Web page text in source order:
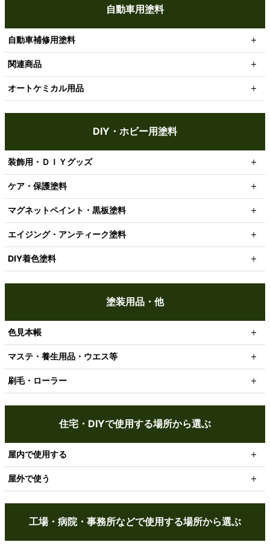
自動車用塗料
自動車補修用塗料
関連商品
オートケミカル用品
DIY・ホビー用塗料
装飾用・ＤＩＹグッズ
ケア・保護塗料
マグネットペイント・黒板塗料
エイジング・アンティーク塗料
DIY着色塗料
塗装用品・他
色見本帳
マステ・養生用品・ウエス等
刷毛・ローラー
住宅・DIYで使用する場所から選ぶ
屋内で使用する
屋外で使う
工場・病院・事務所などで使用する場所から選ぶ